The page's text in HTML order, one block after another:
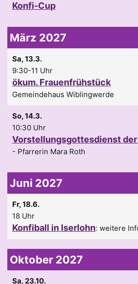
Konfi-Cup
März 2027
Sa, 13.3.
9:30-11 Uhr
ökum. Frauenfrühstück
Gemeindehaus Wiblingwerde
So, 14.3.
10:30 Uhr
Vorstellungsgottesdienst
Pfarrerin Mara Roth
Juni 2027
Fr, 18.6.
18 Uhr
Konfiball in Iserlohn: weitere
Oktober 2027
Sa, 23.10.